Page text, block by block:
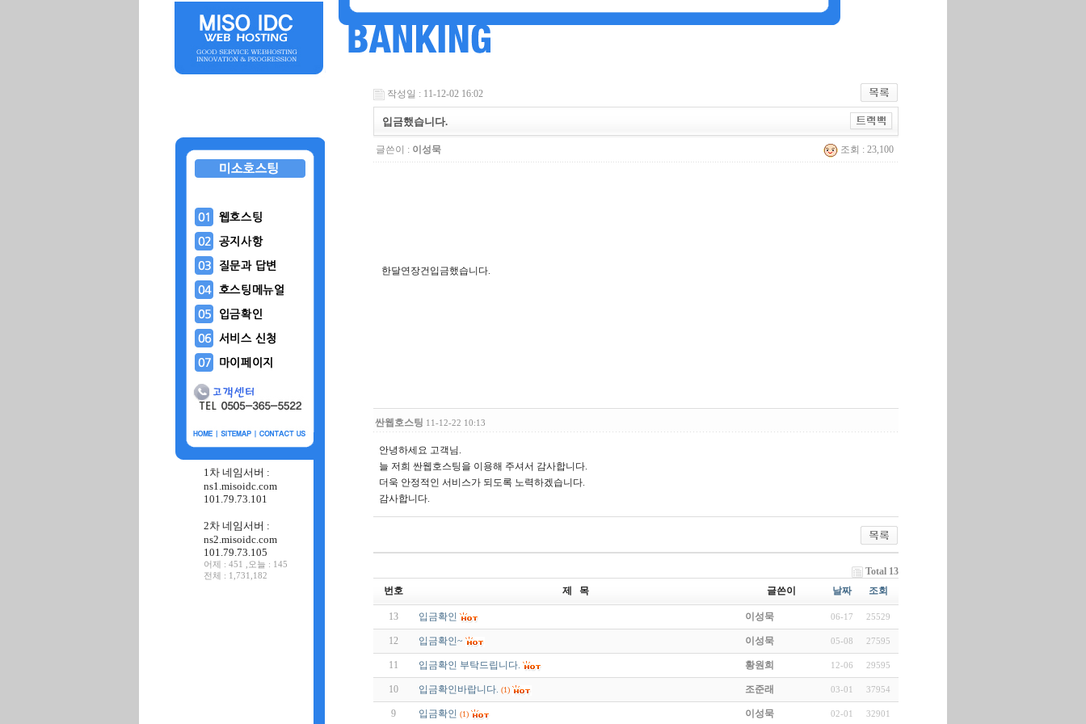
1차 네임서버 :
ns1.misoidc.com
101.79.73.101
2차 네임서버 :
ns2.misoidc.com
101.79.73.105
어제 : 451 ,오늘 : 145
전체 : 1,731,182
작성일 : 11-12-02 16:02
입금했습니다.
글쓴이 : 이성묵 조회 : 23,100
한달연장건입금했습니다.
싼웹호스팅 11-12-22 10:13
안녕하세요 고객님.
늘 저희 싼웹호스팅을 이용해 주셔서 감사합니다.
더욱 안정적인 서비스가 되도록 노력하겠습니다.
감사합니다.
Total 13
번호
제 목 글쓴이 날짜 조회
13 입금확인 이성묵 06-17 25529
12 입금확인~ 이성묵 05-08 27595
11 입금확인 부탁드립니다. 황원희 12-06 29595
10 입금확인바랍니다. (1) 조준래 03-01 37954
9 입금확인 (1) 이성묵 02-01 32901